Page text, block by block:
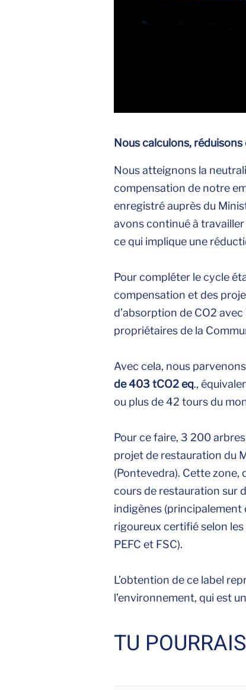
Nous calculons,
Nous atteignons la
compensation de notre
enregistré auprès du
avons continué à
ce qui implique une
Pour compléter le cycle
compensation et des
d’absorption de CO2
propriétaires de la
Avec cela, nous
de 403 tCO2 eq.,
ou plus de 42 tours du
Pour ce faire, 3 200
projet de restauration du
(Pontevedra). Cette zone,
cours de restauration sur
indigènes (principalement
rigoureux certifié selon
PEFC et FSC).
L’obtention de ce label
l’environnement, qui est
TU